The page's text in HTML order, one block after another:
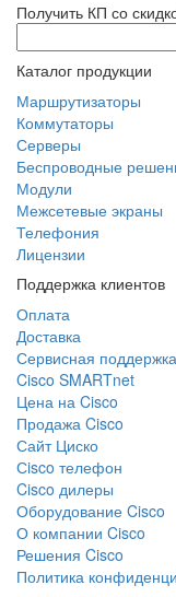
Получить КП со
Каталог продукции
Маршрутизаторы
Коммутаторы
Серверы
Беспроводные
Модули
Межсетевые экраны
Телефония
Лицензии
Поддержка клиентов
Оплата
Доставка
Сервисная
Cisco SMARTnet
Цена на Cisco
Продажа Cisco
Сайт Циско
Сisco телефон
Cisco дилеры
Оборудование Cisco
О компании Cisco
Решения Cisco
Политика